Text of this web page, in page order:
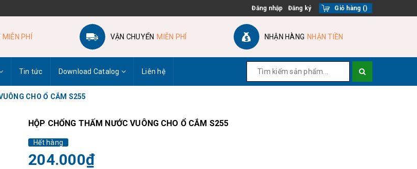
Đăng nhập Đăng ký Giỏ hàng ()
MIỄN PHÍ VẬN CHUYỂN MIỄN PHÍ NHẬN HÀNG NHẬN TIỀN
Tin tức Download Catalog Liên hệ
CHO Ổ CẮM S255
HỘP CHỐNG THẤM NƯỚC VUÔNG CHO Ổ CẮM S255
Hết hàng
204.000₫